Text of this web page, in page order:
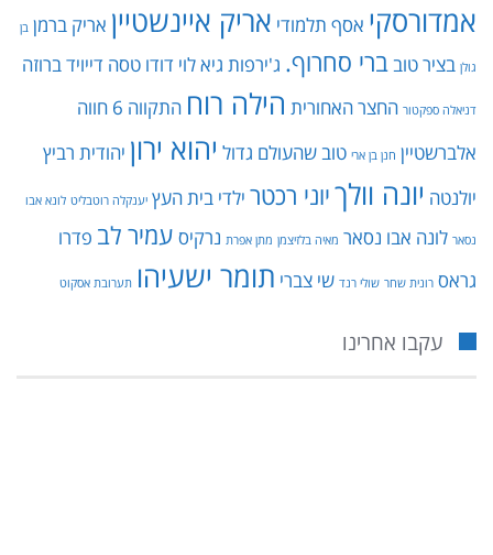
אמדורסקי אסף תלמודי אריק איינשטיין אריק ברמן בן
גולן בציר טובברי סחרוף. ג'ירפות גיא לוי דודו טסה דייויד ברוזה
דניאלה ספקטור החצר האחורית הילה רוח התקווה 6
חווה
אלברשטיין חנן בן ארי טוב שהעולם גדול יהוא ירון יהודית רביץ
יולנטה יונה וולךיוני רכטר ילדי בית העץ יענקלה רוטבליט לונא אבו
נסאר לונה אבו נסאר מאיה בלזיצמן מתן אפרת נרקיס עמיר לב פדרו
גראס רונית שחר שולי רנד שי צברי תומר ישעיהו תערובת אסקוט
עקבו אחרינו